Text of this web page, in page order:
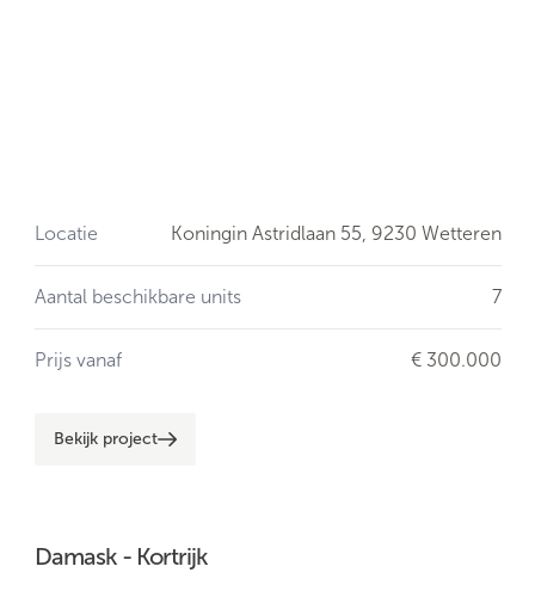
Locatie Koningin Astridlaan 55, 9230 Wetteren
Aantal beschikbare units 7
Prijs vanaf € 300.000
Bekijk project
Damask - Kortrijk